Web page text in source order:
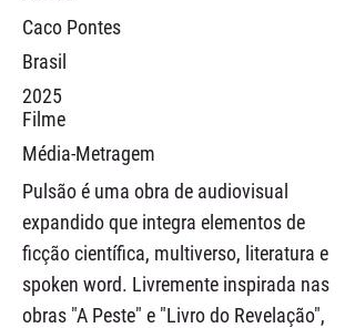
Caco Pontes
Brasil
2025
Filme
Média-Metragem
Pulsão é uma obra de audiovisual
expandido que integra elementos de
ficção científica, multiverso, literatura e
spoken word. Livremente inspirada nas
obras "A Peste" e "Livro do Revelação",